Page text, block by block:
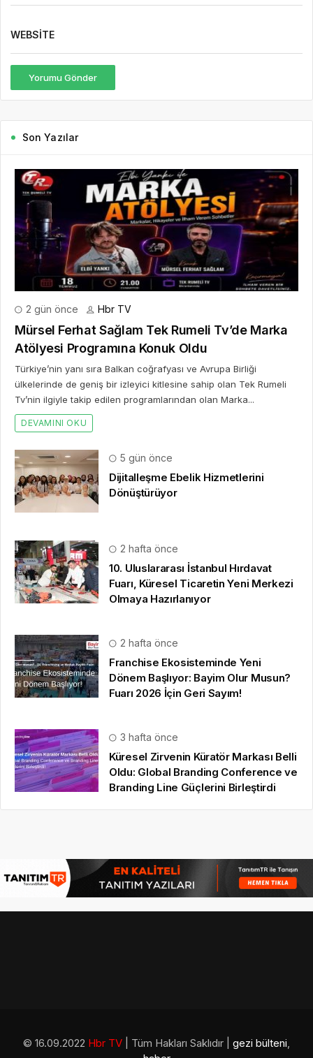
WEBSITE
Yorumu Gönder
Son Yazılar
2 gün önce Hbr TV
Mürsel Ferhat Sağlam Tek Rumeli Tv’de Marka
Atölyesi Programına Konuk Oldu
Türkiye’nin yanı sıra Balkan coğrafyası ve Avrupa Birliği
ülkelerinde de geniş bir izleyici kitlesine sahip olan Tek Rumeli
Tv’nin ilgiyle takip edilen programlarından olan Marka...
DEVAMINI OKU
5 gün önce
Dijitalleşme Ebelik Hizmetlerini
Dönüştürüyor
2 hafta önce
10. Uluslararası İstanbul Hırdavat
Fuarı, Küresel Ticaretin Yeni Merkezi
Olmaya Hazırlanıyor
2 hafta önce
Franchise Ekosisteminde Yeni
Dönem Başlıyor: Bayim Olur Musun?
Fuarı 2026 İçin Geri Sayım!
3 hafta önce
Küresel Zirvenin Küratör Markası Belli
Oldu: Global Branding Conference ve
Branding Line Güçlerini Birleştirdi
© 16.09.2022 Hbr TV | Tüm Hakları Saklıdır | gezi bülteni,